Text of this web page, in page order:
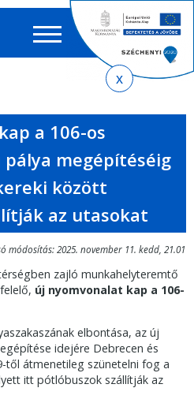
EN HU
űrlap
a 106-os
megépítéséig
között
az utasokat
módosítás: 2025. november 11. kedd, 21.01
zajló munkahelyteremtő
új nyomvonalat kap a 106-
elbontása, az új
idejére Debrecen és
átmenetileg szünetelni fog a
itt pótlóbuszok szállítják az